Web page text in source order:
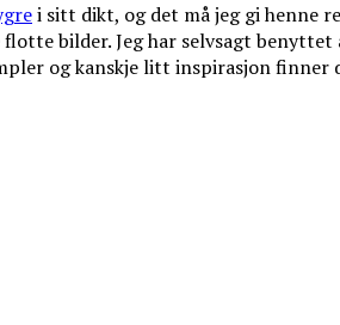
i sitt dikt, og det må jeg gi henne
bilder. Jeg har selvsagt benyttet
og kanskje litt inspirasjon